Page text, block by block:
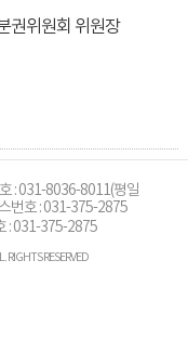
권위원회 위원장
: 031-8036-8011(평일
번호 : 031-375-2875
: 031-375-2875
RESERVED